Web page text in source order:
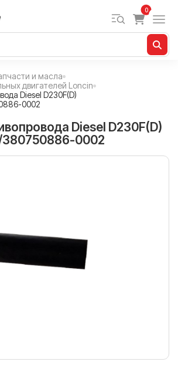
0
и масла
двигателей Loncin
Diesel D230F(D)
0002
Diesel D230F(D)
380750886-0002